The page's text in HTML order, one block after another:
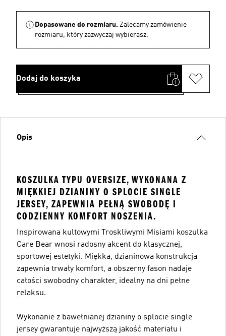
Dopasowane do rozmiaru. Zalecamy zamówienie
rozmiaru, który zazwyczaj wybierasz.
Dodaj do koszyka
Opis
KOSZULKA TYPU OVERSIZE, WYKONANA Z
MIĘKKIEJ DZIANINY O SPLOCIE SINGLE
JERSEY, ZAPEWNIA PEŁNĄ SWOBODĘ I
CODZIENNY KOMFORT NOSZENIA.
Inspirowana kultowymi Troskliwymi Misiami koszulka
Care Bear wnosi radosny akcent do klasycznej,
sportowej estetyki. Miękka, dzianinowa konstrukcja
zapewnia trwały komfort, a obszerny fason nadaje
całości swobodny charakter, idealny na dni pełne
relaksu.
Wykonanie z bawełnianej dzianiny o splocie single
jersey gwarantuje najwyższą jakość materiału i